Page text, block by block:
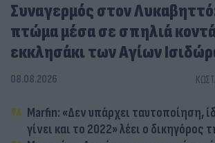
Συναγερμός στον
πτώμα μέσα σε σπηλιά
εκκλησάκι των Αγίων
08.08.2026
Marfin: «Δεν υπάρχει ταυτοποίηση,
γίνει και το 2022» λέει ο δικηγόρος